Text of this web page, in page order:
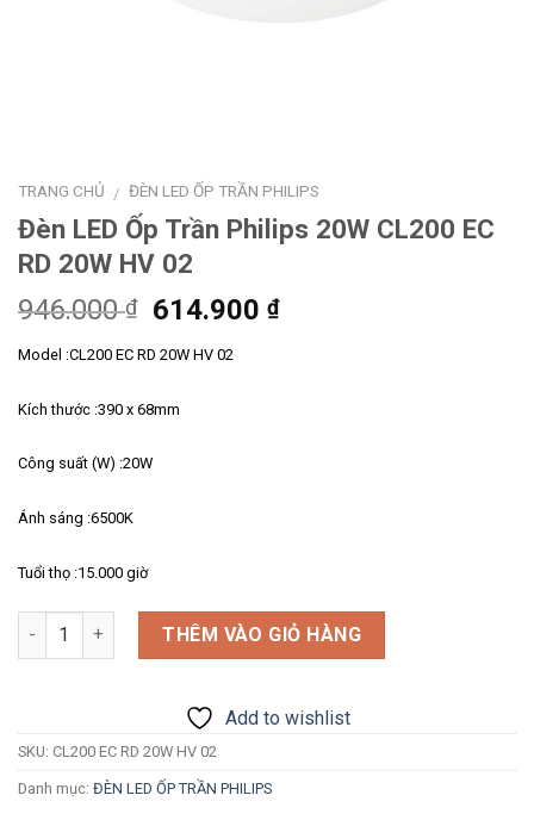
TRANG CHỦ / ĐÈN LED ỐP TRẦN PHILIPS
Đèn LED Ốp Trần Philips 20W CL200 EC
RD 20W HV 02
946.000₫
Giá
là:
614.900₫Giá
Model :CL200 EC RD 20W HV 02
Kích thước :390 x 68mm
Công suất (W) :20W
Ánh sáng :6500K
Tuổi thọ :15.000 giờ
Số lượng THÊM VÀO GIỎ HÀNG
Add to wishlist
SKU: CL200 EC RD 20W HV 02
Danh mục: ĐÈN LED ỐP TRẦN PHILIPS